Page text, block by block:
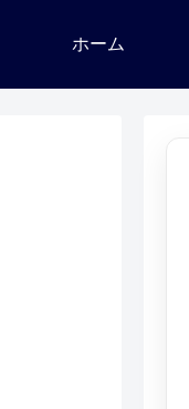
ホーム